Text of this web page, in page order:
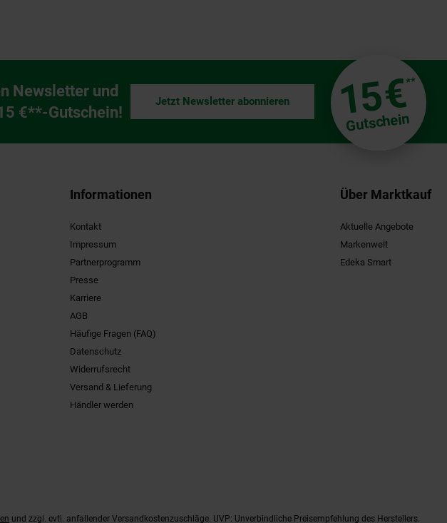
Newsletter und
€**-Gutschein!
15€**
Gutschein
Jetzt Newsletter abonnieren
Informationen
Kontakt
Impressum
Partnerprogramm
Presse
Karriere
AGB
Häufige Fragen (FAQ)
Datenschutz
Widerrufsrecht
Versand & Lieferung
Händler werden
Über Marktkauf
Aktuelle Angebote
Markenwelt
Edeka Smart
und zzgl. evtl. anfallender Versandkostenzuschläge. UVP: Unverbindliche Preisempfehlung des Herstellers.